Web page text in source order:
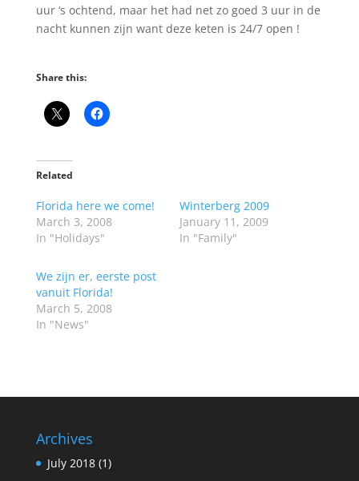
uur ‘s ochtend, maar het had net zo goed 3 uur in de
nacht kunnen zijn want deze keten is 24/7 open !
Share this:
Related
Florida here we come!
March 3, 2008
In "Holidays"
Winterberg 2009
January 11, 2009
In "Family"
We zijn er, eerste post
vanuit Florida!
March 5, 2008
In "News"
Archives
July 2018(1)